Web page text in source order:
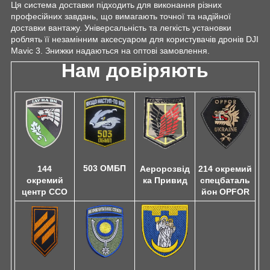
Ця система доставки підходить для виконання різних
професійних завдань, що вимагають точної та надійної
доставки вантажу. Універсальність та легкість установки
роблять її незамінним аксесуаром для користувачів дронів DJI
Mavic 3. Знижки надаються на оптові замовлення.
Нам довіряють
144
окремий
центр ССО
503 ОМБП
Аеророзвід
ка Привид
214 окремий
спецбаталь
йон OPFOR